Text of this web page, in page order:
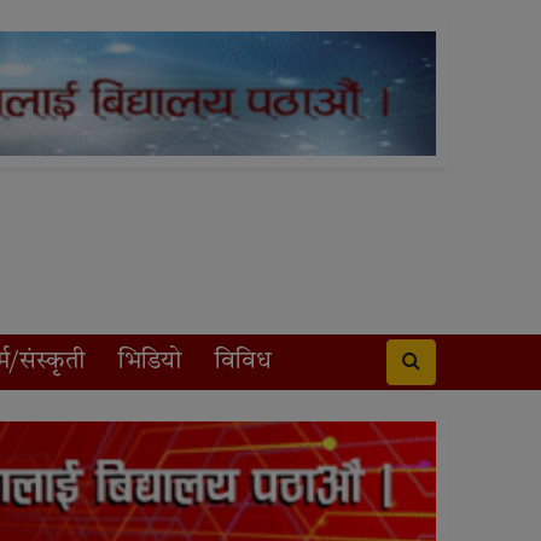
संस्कृती भिडियो विविध